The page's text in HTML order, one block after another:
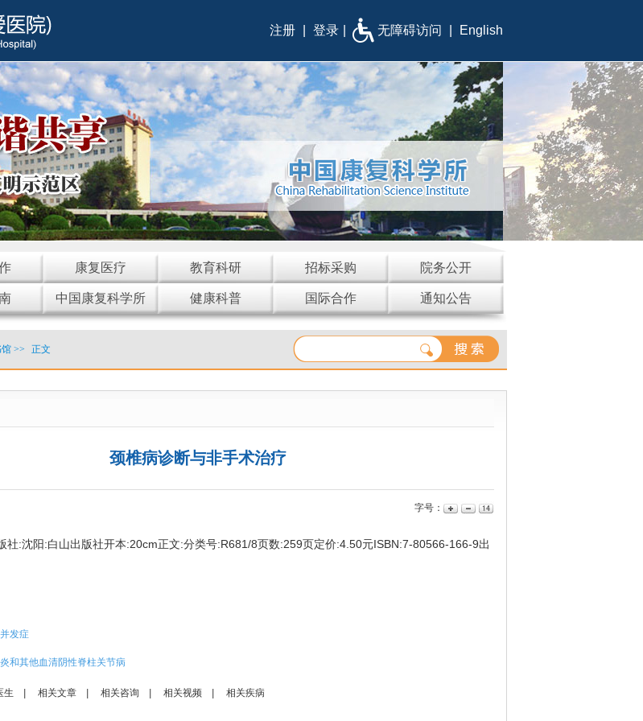
注册 登录 无障碍访问 English
康复医疗 教育科研 招标采购 院务公开
中国康复科学所 健康科普 国际合作 通知公告
>> 正文
颈椎病诊断与非手术治疗
字号：
社:沈阳:白山出版社开本:20cm正文:分类号:R681/8页数:259页定价:4.50元ISBN:7-80566-166-9出
发症
和其他血清阴性脊柱关节病
生 相关文章 相关咨询 相关视频 相关疾病